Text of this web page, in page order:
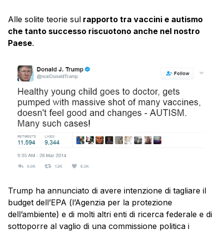
Alle solite teorie sul rapporto tra vaccini e autismo
che tanto successo riscuotono anche nel nostro
Paese.
Trump ha annunciato di avere intenzione di tagliare il
budget dell’EPA (l’Agenzia per la protezione
dell’ambiente) e di molti altri enti di ricerca federale e di
sottoporre al vaglio di una commissione politica i